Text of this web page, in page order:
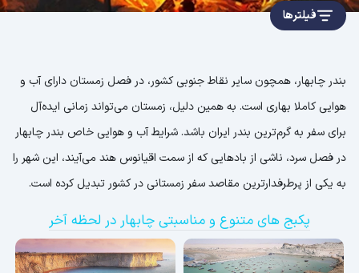
فیلترها
بندر چابهار، همچون سایر نقاط جنوبی کشور، در فصل زمستان دارای آب و
هوایی کاملا بهاری است. به همین دلیل، زمستان می‌تواند زمانی ایده‌آل
برای سفر به گرم‌ترین بندر ایران باشد. شرایط آب و هوایی خاص بندر چابهار
در فصل سرد، ناشی از بادهایی که از سمت اقیانوس هند می‌آیند، این شهر را
به یکی از پرطرفدارترین مقاصد سفر زمستانی در کشور تبدیل کرده است.
پکبج های متنوع و مناسبتی چابهار در لحظه آخر